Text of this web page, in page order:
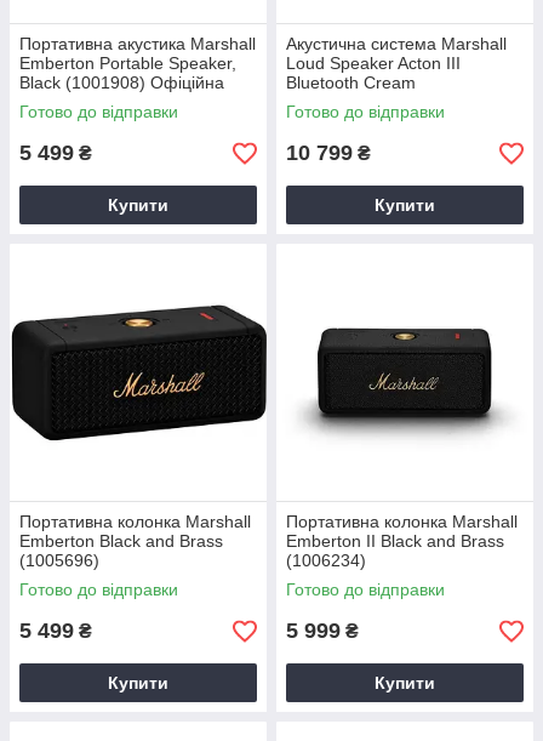
Портативна акустика Marshall
Emberton Portable Speaker,
Black (1001908) Офіційна
Гарантія
Готово до відправки
5 499 ₴
Купити
Акустична система Marshall
Loud Speaker Acton III
Bluetooth Cream
Готово до відправки
10 799 ₴
Купити
Портативна колонка Marshall
Emberton Black and Brass
(1005696)
Готово до відправки
5 499 ₴
Купити
Портативна колонка Marshall
Emberton II Black and Brass
(1006234)
Готово до відправки
5 999 ₴
Купити